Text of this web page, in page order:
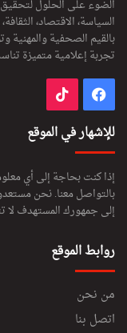
الضوء على الحلول
السياسة، الاقتصاد،
بالقيم الصحفية والمهنية
تجربة إعلامية متميزة
فيسبوك
للإشهار في الموقع
إذا كنت بحاجة إلى أي
بالتواصل معنا. نحن
إلى جمهورك المستهدف لا
روابط الموقع
من نحن
اتصل بنا